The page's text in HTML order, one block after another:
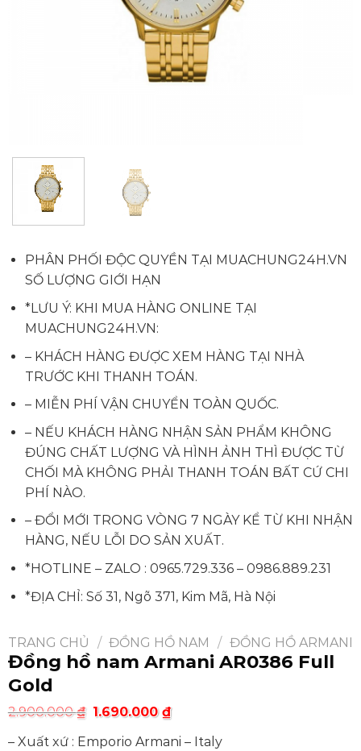
PHÂN PHỐI ĐỘC QUYỀN TẠI MUACHUNG24H.VN
SỐ LƯỢNG GIỚI HẠN
*LƯU Ý: KHI MUA HÀNG ONLINE TẠI
MUACHUNG24H.VN:
– KHÁCH HÀNG ĐƯỢC XEM HÀNG TẠI NHÀ
TRƯỚC KHI THANH TOÁN.
– MIỄN PHÍ VẬN CHUYỂN TOÀN QUỐC.
– NẾU KHÁCH HÀNG NHẬN SẢN PHẨM KHÔNG
ĐÚNG CHẤT LƯỢNG VÀ HÌNH ẢNH THÌ ĐƯỢC TỪ
CHỐI MÀ KHÔNG PHẢI THANH TOÁN BẤT CỨ CHI
PHÍ NÀO.
– ĐỔI MỚI TRONG VÒNG 7 NGÀY KỂ TỪ KHI NHẬN
HÀNG, NẾU LỖI DO SẢN XUẤT.
*HOTLINE – ZALO : 0965.729.336– 0986.889.231
*ĐỊA CHỈ: Số 31, Ngõ 371, Kim Mã, Hà Nội
TRANG CHỦ / ĐỒNG HỒ NAM / ĐỒNG HỒ ARMANI
Đồng hồ nam Armani AR0386 Full
Gold
2.900.000₫ 1.690.000₫
– Xuất xứ : Emporio Armani – Italy